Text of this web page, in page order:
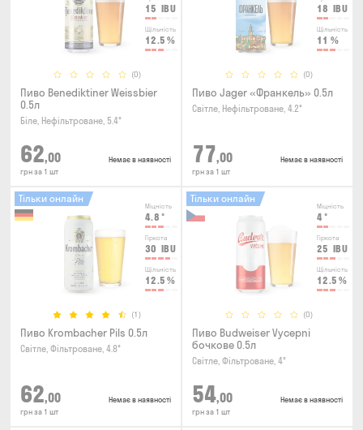
15 IBU
Щільність
12.5 %
(0)
Пиво Benediktiner Weissbier
0.5л
Біле, Нефільтроване, 5.4°
62,00
грн за 1 шт
Немає в наявності
18 IBU
Щільність
11 %
(0)
Пиво Jager «Франкель» 0.5л
Світле, Нефільтроване, 4.2°
77,00
грн за 1 шт
Немає в наявності
Міцність
4.8 °
Гіркота
30 IBU
Щільність
12.5 %
(1)
Тільки онлайн
Пиво Krombacher Pils 0.5л
Світле, Фільтроване, 4.8°
62,00
грн за 1 шт
Немає в наявності
Міцність
4 °
Гіркота
25 IBU
Щільність
12.5 %
(0)
Тільки онлайн
Пиво Budweiser Vycepni
бочкове 0.5л
Світле, Фільтроване, 4°
54,00
грн за 1 шт
Немає в наявності